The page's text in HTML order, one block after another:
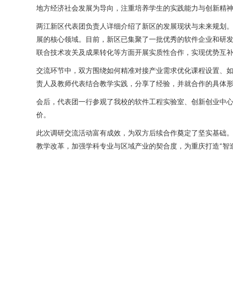
地方经济社会发展为导向，注重培养学生的实践能力与创新精
两江新区代表团负责人详细介绍了新区的发展现状与未来规划
展的核心领域。目前，新区已集聚了一批优秀的软件企业和研
联合技术攻关及成果转化等方面开展实质性合作，实现优势互补
交流环节中，双方围绕如何精准对接产业需求优化课程设置、
责人及教师代表结合教学实践，分享了经验，并就合作的具体
会后，代表团一行参观了我校的软件工程实验室、创新创业中
价。
此次调研交流活动富有成效，为双方后续合作奠定了坚实基础
教学改革，加强学科专业与区域产业的契合度，为重庆打造“